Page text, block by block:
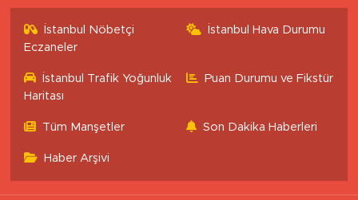
İstanbul Nöbetçi
Eczaneler
İstanbul Hava Durumu
İstanbul Trafik Yoğunluk
Haritası
Puan Durumu ve Fikstür
Tüm Manşetler Son Dakika Haberleri
Haber Arşivi